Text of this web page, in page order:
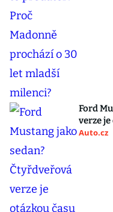
Ford
verze
Auto.cz